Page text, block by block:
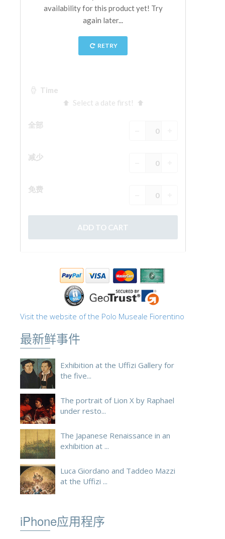
Vasari Corridor
旧宫
圣母玛利亚
预约导游
Only Tickets Fast Track Entrance
FRANÇAIS
ESPAÑOL
Visit the website of the Polo Museale Fiorentino
最新鲜事件
Exhibition at the Uffizi Gallery for
the five...
The portrait of Lion X by Raphael
under resto...
The Japanese Renaissance in an
exhibition at ...
Luca Giordano and Taddeo Mazzi
at the Uffizi ...
iPhone应用程序